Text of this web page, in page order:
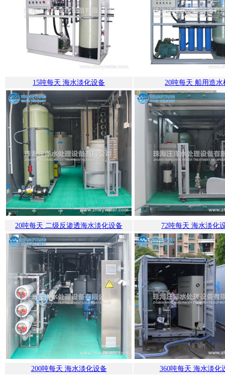
15吨每天 海水淡化设备 20吨每天 船用造水
20吨每天 二级反渗透海水淡化设备 72吨每天 海水淡化
200吨每天 海水淡化设备 360吨每天 海水淡化